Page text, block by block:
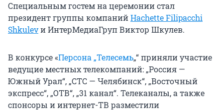
Специальным гостем на церемонии стал
президент группы компанийHachette Filipacchi
Shkulevи ИнтерМедиаГруп Виктор Шкулев.
В конкурсе «Персона „Телесемь„“ приняли участие
ведущие местных телекомпаний: „Россия —
Южный Урал“, „СТС — Челябинск“, „Восточный
экспресс“, „ОТВ“, „31 канал“. Телеканалы, а также
спонсоры и интернет-ТВ разместили